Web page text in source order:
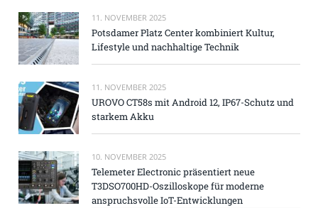
11. NOVEMBER 2025
Potsdamer Platz Center kombiniert Kultur,
Lifestyle und nachhaltige Technik
11. NOVEMBER 2025
UROVO CT58s mit Android 12, IP67-Schutz und
starkem Akku
10. NOVEMBER 2025
Telemeter Electronic präsentiert neue
T3DSO700HD-Oszilloskope für moderne
anspruchsvolle IoT-Entwicklungen